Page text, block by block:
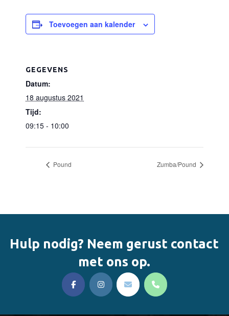
Toevoegen aan kalender
GEGEVENS
Datum:
18 augustus 2021
Tijd:
09:15 - 10:00
Pound Zumba/Pound
Hulp nodig? Neem gerust contact
met ons op.